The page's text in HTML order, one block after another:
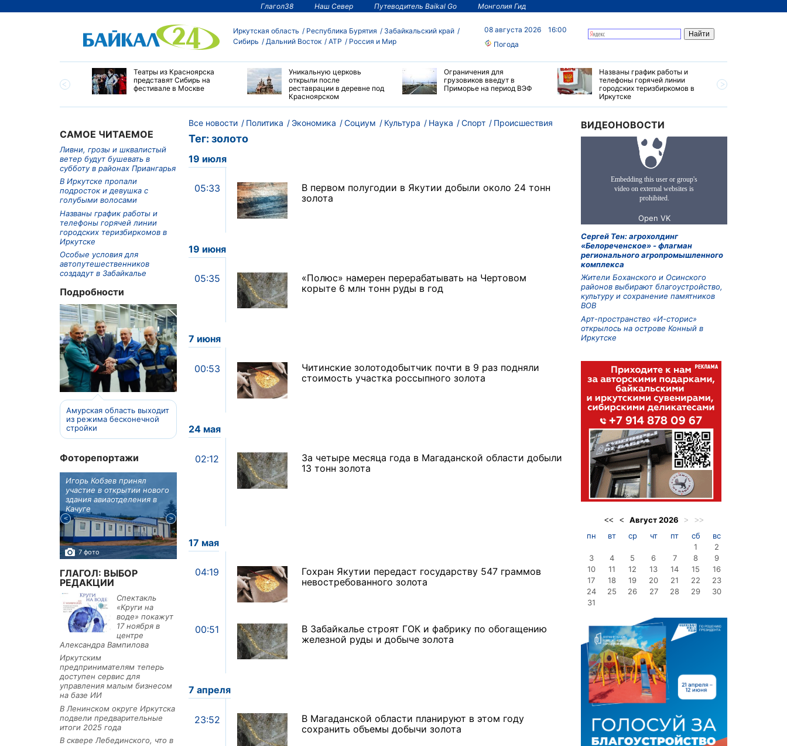
Глагол38 Наш Север Путеводитель Baikal Go Монголия Гид
Иркутская область Республика Бурятия
Забайкальский край
Сибирь
Дальний Восток АТР Россия и Мир
08 августа 2026
16:00
Погода
Алтайского края
и многолетний
Театры из Красноярска
представят Сибирь на
фестивале в Москве
Уникальную церковь
открыли после
реставрации в деревне под
Красноярском
Ограничения для
грузовиков введут в
Приморье на период ВЭФ
Названы график работы и
телефоны горячей линии
городских теризбиркомов в
Иркутске
САМОЕ ЧИТАЕМОЕ
Ливни, грозы и шквалистый
ветер будут бушевать в
субботу в районах Приангарья
В Иркутске пропали
подросток и девушка с
голубыми волосами
Названы график работы и
телефоны горячей линии
городских теризбиркомов в
Иркутске
Особые условия для
автопутешественников
создадут в Забайкалье
Подробности
Амурская область выходит
из режима бесконечной
стройки
Фоторепортажи
Игорь Кобзев принял
участие в открытии нового
здания авиаотделения в
Качуге
7 фото
Под Новосибирском в
субботу открылся
10 фото
ГЛАГОЛ: ВЫБОР
РЕДАКЦИИ
Спектакль
«Круги на
воде» покажут
17 ноября в
центре
Александра Вампилова
Иркутским
предпринимателям теперь
доступен сервис для
управления малым бизнесом
на базе ИИ
В Ленинском округе Иркутска
подвели предварительные
итоги 2025 года
В сквере Лебединского, что в
Все новости Политика Экономика Социум Культура Наука Спорт Происшествия
Тег: золото
19 июля
05:33
В первом полугодии в Якутии добыли около 24 тонн
золота
19 июня
05:35
«Полюс» намерен перерабатывать на Чертовом
корыте 6 млн тонн руды в год
7 июня
00:53
Читинские золотодобытчик почти в 9 раз подняли
стоимость участка россыпного золота
24 мая
02:12
За четыре месяца года в Магаданской области добыли
13 тонн золота
17 мая
04:19
Гохран Якутии передаст государству 547 граммов
невостребованного золота
00:51
В Забайкалье строят ГОК и фабрику по обогащению
железной руды и добыче золота
7 апреля
23:52
В Магаданской области планируют в этом году
сохранить объемы добычи золота
ВИДЕОНОВОСТИ
Сергей Тен: агрохолдинг
«Белореченское» - флагман
регионального агропромышленного
комплекса
Жители Боханского и Осинского
районов выбирают благоустройство,
культуру и сохранение памятников
ВОВ
Арт-пространство «И-сторис»
открылось на острове Конный в
Иркутске
<< < Август2026 > >>
пн вт ср чт пт сб
вс
1
2
3
4 5 6 7 8
9
10
11 12 13 14 15
16
17
18 19 20 21 22
23
24
25 26 27 28 29
30
31